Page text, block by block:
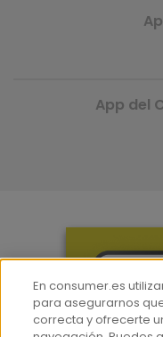
App del
En consumer.es
para asegurarnos
correcta y ofrecerte